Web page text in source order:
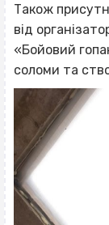
Також
від
«Бойовий
соломи та